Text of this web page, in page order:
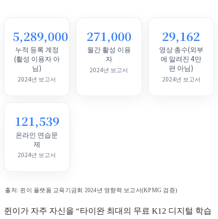
5,289,000
누적 등록 계정
(활성 이용자 아
님)
2024년 보고서
271,000
월간 활성 이용
자
2024년 보고서
29,162
영상 총수(외부
에 알려진 4만
편 아님)
2024년 보고서
121,539
온라인 연습문
제
2024년 보고서
출처: 쥔이 플랫폼 교육기금회 2024년 영향력 보고서(KPMG 검증)
쥔이가 자주 자신을 “타이완 최대의 무료 K12 디지털 학습